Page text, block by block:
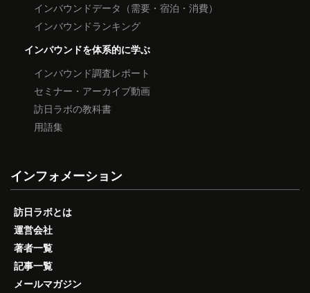
インバウンドデータ（需要・宿泊・消費）
インバウンドランキング
インバウンドを体系的に学ぶ
インバウンド調査レポート
セミナー・アーカイブ動画
訪日ラボの教科書
用語集
インフォメーション
訪日ラボとは
運営会社
著者一覧
記事一覧
メールマガジン